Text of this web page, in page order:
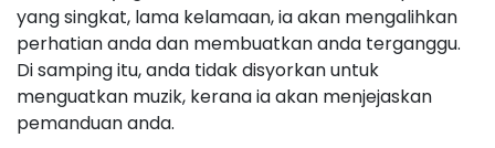
yang singkat, lama kelamaan, ia akan mengalihkan
perhatian anda dan membuatkan anda terganggu.
Di samping itu, anda tidak disyorkan untuk
menguatkan muzik, kerana ia akan menjejaskan
pemanduan anda.